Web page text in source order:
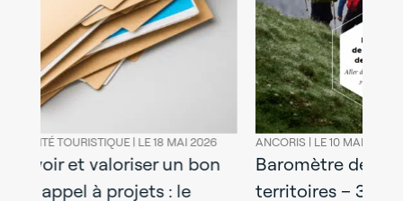
ANCORIS |LE 10 MARS 2026
Baromètre de l’attractivité des
territoires – 3ème édition –
ANCORIS |
des